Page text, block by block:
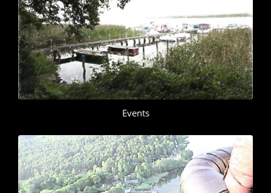
Events